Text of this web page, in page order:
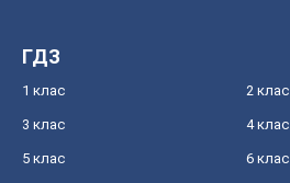
ГДЗ
1 клас 2 клас
3 клас 4 клас
5 клас 6 клас